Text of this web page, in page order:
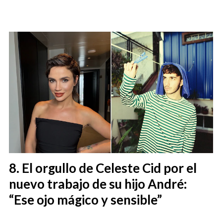
El orgullo de Celeste Cid por el
nuevo trabajo de su hijo André:
“Ese ojo mágico y sensible”